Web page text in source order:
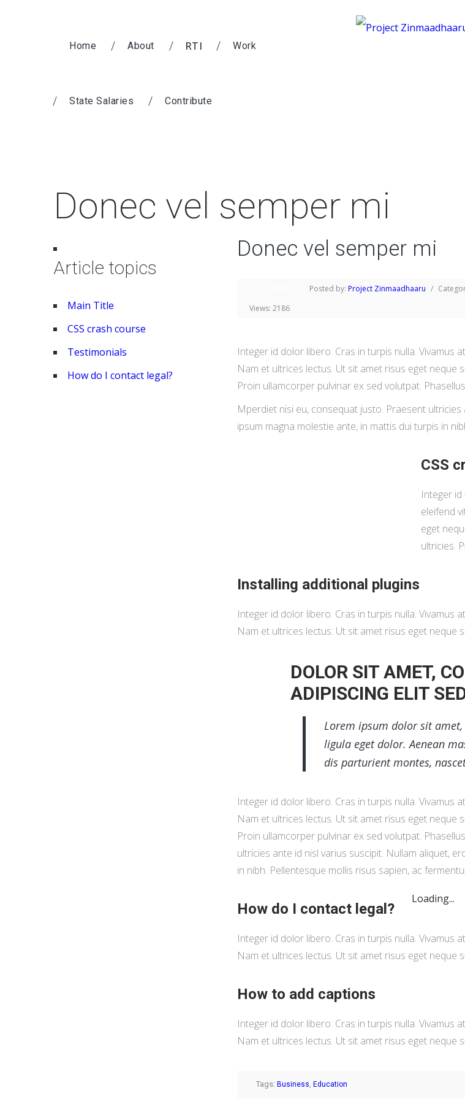
Loading...
Home About RTI Work
State Salaries Contribute
Donec vel semper mi
Article topics
Main Title
CSS crash course
Testimonials
How do I contact legal?
Donec vel semper mi
Posted by: Project Zinmaadhaaru
Views: 2186
Integer id dolor libero. Cras in turpis nulla. Vivamus
Nam et ultrices lectus. Ut sit amet risus eget
Proin ullamcorper pulvinar ex sed volutpat.
Mperdiet nisi eu, consequat justo. Praesent
ipsum magna molestie ante, in mattis dui turpis in
CSS
Integer
eleifend
eget
ultricies.
Installing additional plugins
Integer id dolor libero. Cras in turpis nulla. Vivamus
Nam et ultrices lectus. Ut sit amet risus eget neque
DOLOR SIT AMET,
ADIPISCING ELIT
Lorem ipsum dolor sit
ligula eget dolor. Aenean
dis parturient montes,
Integer id dolor libero. Cras in turpis nulla. Vivamus
Nam et ultrices lectus. Ut sit amet risus eget
Proin ullamcorper pulvinar ex sed volutpat.
ultricies ante id nisl varius suscipit. Nullam aliquet,
in nibh. Pellentesque mollis risus sapien, ac
How do I contact legal?
Integer id dolor libero. Cras in turpis nulla. Vivamus
Nam et ultrices lectus. Ut sit amet risus eget neque
How to add captions
Integer id dolor libero. Cras in turpis nulla. Vivamus
Nam et ultrices lectus. Ut sit amet risus eget neque
Tags: Business, Education